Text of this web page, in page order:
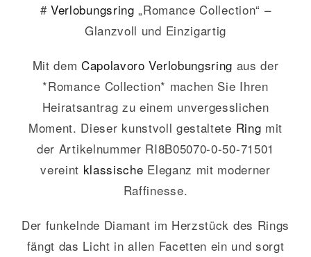
#Verlobungsring „Romance Collection“ –
Glanzvoll und Einzigartig
Mit dem Capolavoro Verlobungsring aus der
*Romance Collection* machen Sie Ihren
Heiratsantrag zu einem unvergesslichen
Moment. Dieser kunstvoll gestaltete Ring mit
der Artikelnummer RI8B05070-0-50-71501
vereint klassische Eleganz mit moderner
Raffinesse.
Der funkelnde Diamant im Herzstück des Rings
fängt das Licht in allen Facetten ein und sorgt